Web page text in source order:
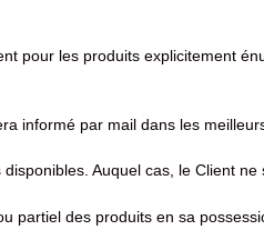
pour les produits explicitement
informé par mail dans les
Auquel cas, le Client
des produits en sa